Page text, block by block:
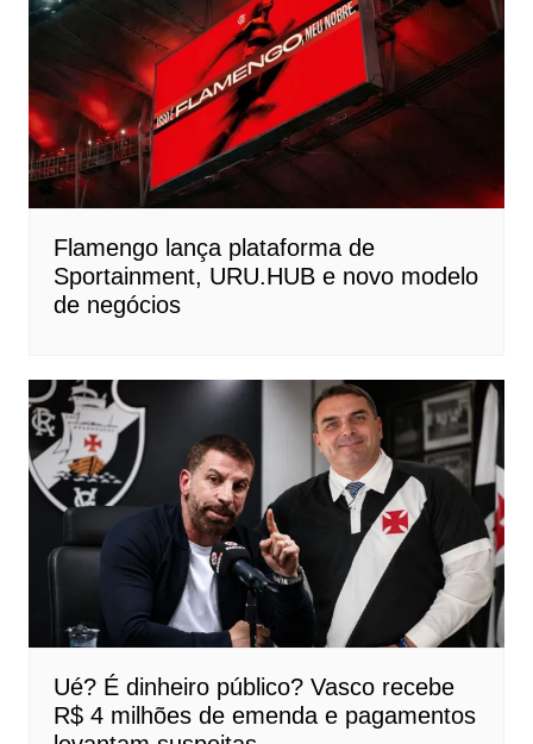
Flamengo lança plataforma de
Sportainment, URU.HUB e novo modelo
de negócios
Ué? É dinheiro público? Vasco recebe
R$ 4 milhões de emenda e pagamentos